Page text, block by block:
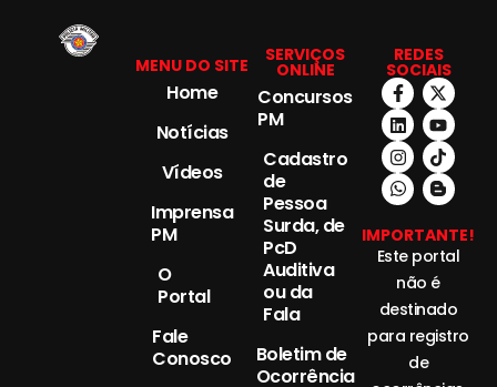
MENU DO SITE
Home
Notícias
Vídeos
Imprensa
PM
O
Portal
Fale
Conosco
SERVIÇOS
ONLINE
Concursos
PM
Cadastro
de
Pessoa
Surda, de
PcD
Auditiva
ou da
Fala
Boletim de
Ocorrência
REDES
SOCIAIS
IMPORTANTE!
Este portal
não é
destinado
para registro
de